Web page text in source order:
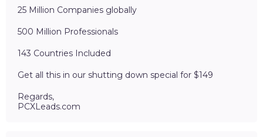
25 Million Companies globally
500 Million Professionals
143 Countries Included
Get all this in our shutting down special for $149
Regards,
PCXLeads.com